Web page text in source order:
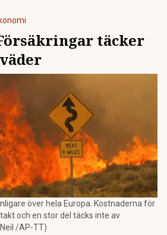
täcker
över hela Europa. Kostnaderna för
och en stor del täcks inte av
/AP-TT)